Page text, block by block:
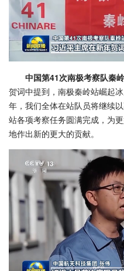
中国第41次南极考察队秦
贺词中提到，南极秦岭站崛起
年，我们全体在站队员将继续
站各项考察任务圆满完成，为
地作出新的更大的贡献。